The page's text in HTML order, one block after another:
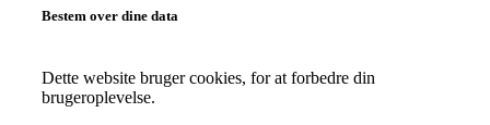
Bestem over dine data
Dette website bruger cookies, for at forbedre din
brugeroplevelse.